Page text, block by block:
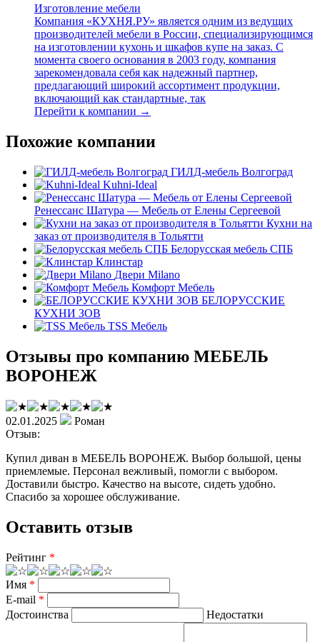
Изготовление мебели
Компания «КУХНЯ.РУ» является одним из ведущих
производителей мебели в России, специализирующимся
на изготовлении кухонь и шкафов купе на заказ. С
момента своего основания в 2003 году, компания
зарекомендовала себя как надежный партнер,
предлагающий широкий ассортимент продукции,
включающий как стандартные, так
Перейти к компании →
Похожие компании
ГИЛД-мебель Волгоград
Kuhni-Ideal
Ренессанс Шатура — Мебель от Елены Сергеевой
Кухни на
заказ от производителя в Тольятти
Белорусская мебель СПБ
Клинстар
Двери Milano
Комфорт Мебель
БЕЛОРУССКИЕ
КУХНИ ЗОВ
TSS Мебель
Отзывы про компанию МЕБЕЛЬ
ВОРОНЕЖ
02.01.2025
Роман
Отзыв:
Купил диван в МЕБЕЛЬ ВОРОНЕЖ. Выбор большой, цены
приемлемые. Персонал вежливый, помогли с выбором.
Доставили быстро. Качество на высоте, сидеть удобно.
Спасибо за хорошее обслуживание.
Оставить отзыв
Рейтинг *
Имя *
E-mail *
Достоинства
Недостатки